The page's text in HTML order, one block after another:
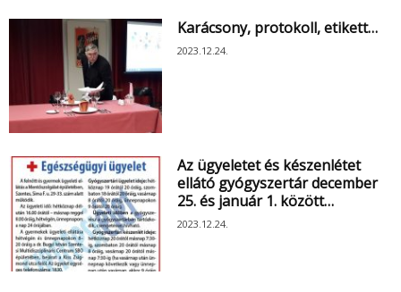
Karácsony, protokoll, etikett…
2023.12.24.
Az ügyeletet és készenlétet
ellátó gyógyszertár december
25. és január 1. között…
2023.12.24.